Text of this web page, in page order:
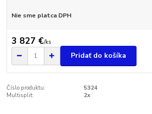
Nie sme platca DPH
3 827 €/ks
Pridať do košíka
Číslo produktu:
5324
Multisplit:
2x